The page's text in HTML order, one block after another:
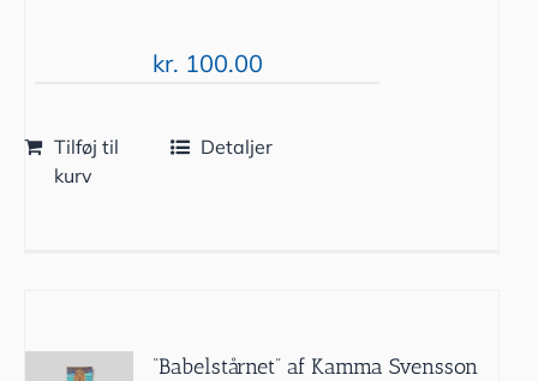
kr. 100.00
Tilføj til
kurv
Detaljer
”Babelstårnet” af Kamma Svensson